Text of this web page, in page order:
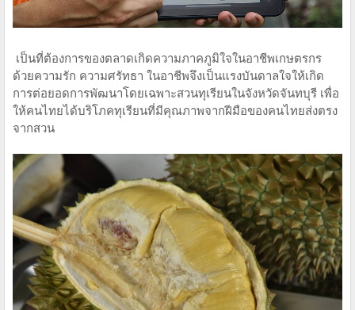
​ เป็น​ที่ต้องการของตลาดเกิดความภาคภูมิใจ​ในอาชีพเกษตรกร​
ด้วยความรัก ความศรัทธา​ ในอาชีพจึงเป็นแรงบันดาลใจให้เกิด
การต่อยอดการพัฒนาโดยเฉพาะสวนทุเรียนในจังหวัดจันทบุรี​ เพื่อ
ให้คนไทยได้บริโภคทุเรียนที่มีคุณภาพจากฝีมือ​ของคนไทยส่งตรง
จากสวน